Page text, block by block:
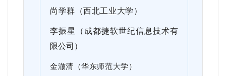
尚学群（西北工业大学）
李振星（成都捷软世纪信息技术有
限公司）
金澈清（华东师范大学）